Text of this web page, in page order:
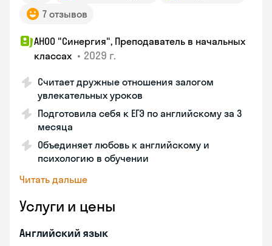
7 отзывов
АНОО "Синергия", Преподаватель в начальных
классах • 2029 г.
Считает дружные отношения залогом
увлекательных уроков
Подготовила себя к ЕГЭ по английскому за 3
месяца
Объединяет любовь к английскому и
психологию в обучении
Читать дальше
Услуги и цены
Английский язык